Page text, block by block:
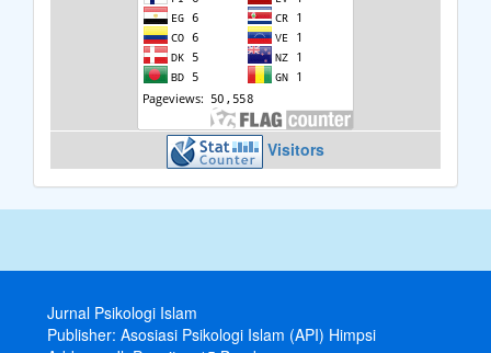
Visitors
Jurnal Psikologi Islam
Publisher: Asosiasi Psikologi Islam (API) Himpsi